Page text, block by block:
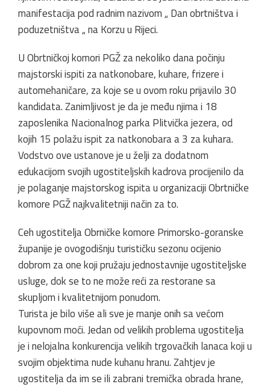
manifestacija pod radnim nazivom „ Dan obrtništva i
poduzetništva „ na Korzu u Rijeci.
U Obrtničkoj komori PGŽ za nekoliko dana počinju
majstorski ispiti za natkonobare, kuhare, frizere i
automehaničare, za koje se u ovom roku prijavilo 30
kandidata. Zanimljivost je da je među njima i 18
zaposlenika Nacionalnog parka Plitvička jezera, od
kojih 15 polažu ispit za natkonobara a 3 za kuhara.
Vodstvo ove ustanove je u želji za dodatnom
edukacijom svojih ugostiteljskih kadrova procijenilo da
je polaganje majstorskog ispita u organizaciji Obrtničke
komore PGŽ najkvalitetniji način za to.
Ceh ugostitelja Obrničke komore Primorsko-goranske
županije je ovogodišnju turističku sezonu ocijenio
dobrom za one koji pružaju jednostavnije ugostiteljske
usluge, dok se to ne može reći za restorane sa
skupljom i kvalitetnijom ponudom.
Turista je bilo više ali sve je manje onih sa većom
kupovnom moći. Jedan od velikih problema ugostitelja
je i nelojalna konkurencija velikih trgovačkih lanaca koji u
svojim objektima nude kuhanu hranu. Zahtjev je
ugostitelja da im se ili zabrani tremička obrada hrane,